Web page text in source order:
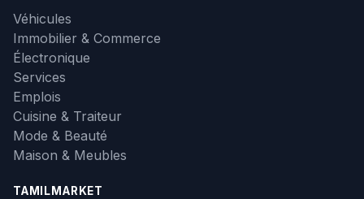
Véhicules
Immobilier & Commerce
Électronique
Services
Emplois
Cuisine & Traiteur
Mode & Beauté
Maison & Meubles
TAMILMARKET